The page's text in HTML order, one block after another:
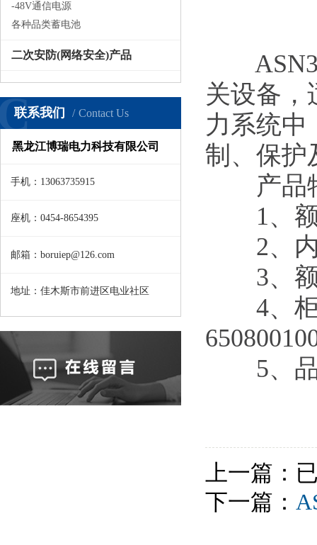
-48V通信电源
各种品类蓄电池
二次安防(网络安全)产品
联系我们 Contact Us
黑龙江博瑞电力科技有限公司
手机：13063735915
座机：0454-8654395
邮箱：boruiep@126.com
地址：佳木斯市前进区电业社区
ASN3-
关设备，
力系统中
制、保护
产品
1、额
2、内
3、额
4、柜
5、品
上一篇：
下一篇：